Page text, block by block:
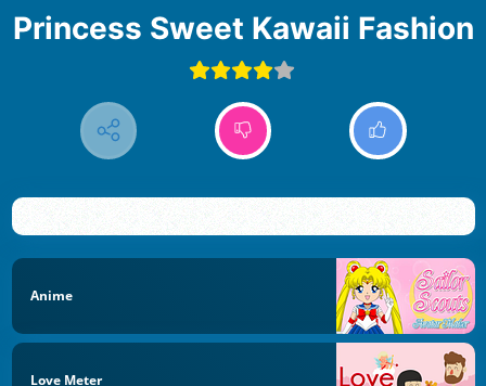
Princess Sweet Kawaii Fashion
Anime
Love Meter